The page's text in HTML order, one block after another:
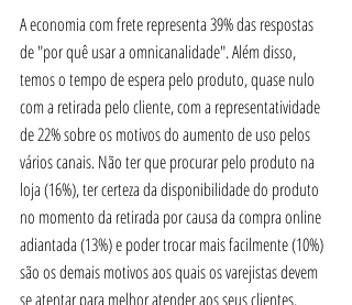
A economia com frete representa 39% das respostas
de "por quê usar a omnicanalidade". Além disso,
temos o tempo de espera pelo produto, quase nulo
com a retirada pelo cliente, com a representatividade
de 22% sobre os motivos do aumento de uso pelos
vários canais. Não ter que procurar pelo produto na
loja (16%), ter certeza da disponibilidade do produto
no momento da retirada por causa da compra online
adiantada (13%) e poder trocar mais facilmente (10%)
são os demais motivos aos quais os varejistas devem
se atentar para melhor atender aos seus clientes.